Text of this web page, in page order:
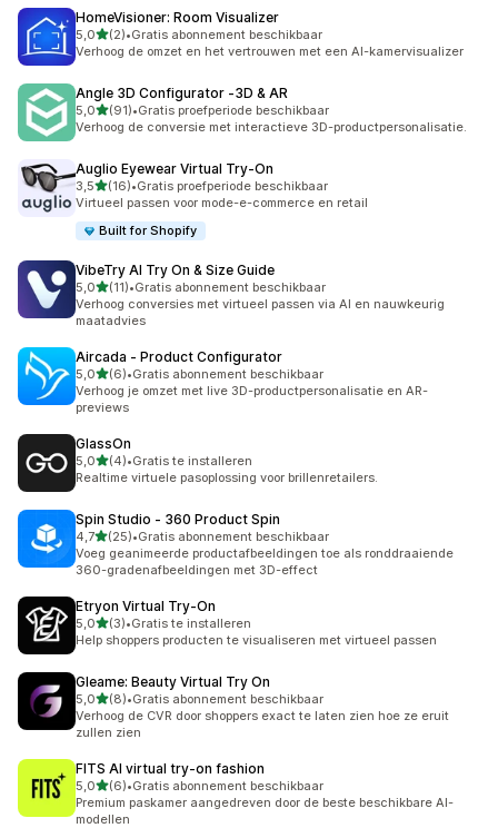
HomeVisioner: Room Visualizer
5,0van 5 sterren
(2)
2 recensies in totaal
•Gratis abonnement beschikbaar
Verhoog de omzet en het vertrouwen met een AI-kamervisualizer
Angle 3D Configurator ‑3D & AR
5,0van 5 sterren
(91)
91 recensies in totaal
•Gratis proefperiode beschikbaar
Verhoog de conversie met interactieve 3D-productpersonalisatie.
Auglio Eyewear Virtual Try‑On
3,5van 5 sterren
(16)
16 recensies in totaal
•Gratis proefperiode beschikbaar
Virtueel passen voor mode-e-commerce en retail
Built for Shopify
VibeTry AI Try On & Size Guide
5,0van 5 sterren
(11)
11 recensies in totaal
•Gratis abonnement beschikbaar
Verhoog conversies met virtueel passen via AI en nauwkeurig
maatadvies
Aircada ‑ Product Configurator
5,0van 5 sterren
(6)
6 recensies in totaal
•Gratis abonnement beschikbaar
Verhoog je omzet met live 3D-productpersonalisatie en AR-
previews
GlassOn
5,0van 5 sterren
(4)
4 recensies in totaal
•Gratis te installeren
Realtime virtuele pasoplossing voor brillenretailers.
Spin Studio ‑ 360 Product Spin
4,7van 5 sterren
(25)
25 recensies in totaal
•Gratis abonnement beschikbaar
Voeg geanimeerde productafbeeldingen toe als ronddraaiende
360-gradenafbeeldingen met 3D-effect
Etryon Virtual Try‑On
5,0van 5 sterren
(3)
3 recensies in totaal
•Gratis te installeren
Help shoppers producten te visualiseren met virtueel passen
Gleame: Beauty Virtual Try On
5,0van 5 sterren
(8)
8 recensies in totaal
•Gratis abonnement beschikbaar
Verhoog de CVR door shoppers exact te laten zien hoe ze eruit
zullen zien
FITS AI virtual try‑on fashion
5,0van 5 sterren
(6)
6 recensies in totaal
•Gratis abonnement beschikbaar
Premium paskamer aangedreven door de beste beschikbare AI-
modellen